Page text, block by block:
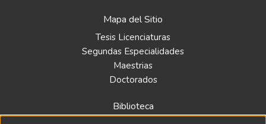
Mapa del Sitio
Tesis Licenciaturas
Segundas Especialidades
Maestrias
Doctorados
Biblioteca